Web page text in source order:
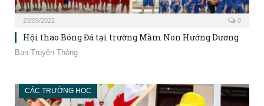
23/05/2022 0
Hội thao Bóng Đá tại trường Mầm Non Hướng Dương
Ban Truyền Thông
CÁC TRƯỜNG HỌC